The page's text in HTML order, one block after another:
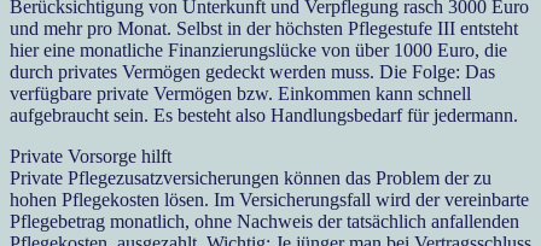
Berücksichtigung von Unterkunft und Verpflegung rasch 3000 Euro
und mehr pro Monat. Selbst in der höchsten Pflegestufe III entsteht
hier eine monatliche Finanzierungslücke von über 1000 Euro, die
durch privates Vermögen gedeckt werden muss. Die Folge: Das
verfügbare private Vermögen bzw. Einkommen kann schnell
aufgebraucht sein. Es besteht also Handlungsbedarf für jedermann.
Private Vorsorge hilft
Private Pflegezusatzversicherungen können das Problem der zu
hohen Pflegekosten lösen. Im Versicherungsfall wird der vereinbarte
Pflegebetrag monatlich, ohne Nachweis der tatsächlich anfallenden